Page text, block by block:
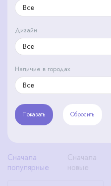
Все
Дизайн
Все
Наличие в городах
Все
Сначала
популярные
Сначала
новые